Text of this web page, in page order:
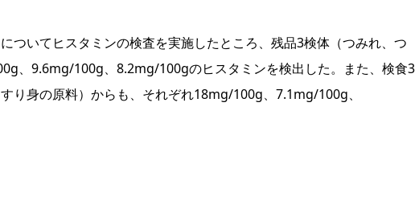
ついてヒスタミンの検査を実施したところ、残品3検体（つみれ、つ
、9.6mg/100g、8.2mg/100gのヒスタミンを検出した。また、検食3
り身の原料）からも、それぞれ18mg/100g、7.1mg/100g、